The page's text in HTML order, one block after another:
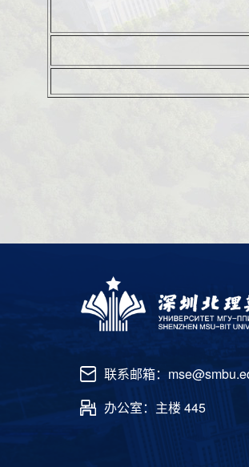
联系邮箱：
办公室：主楼 445